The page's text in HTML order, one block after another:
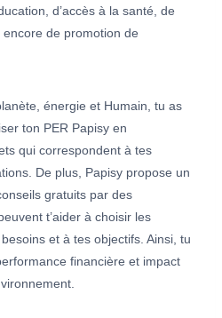
d’accès à la santé, de
de promotion de
énergie et Humain, tu as
ton PER Papisy en
qui correspondent à tes
De plus, Papisy propose un
gratuits par des
t’aider à choisir les
et à tes objectifs. Ainsi, tu
financière et impact